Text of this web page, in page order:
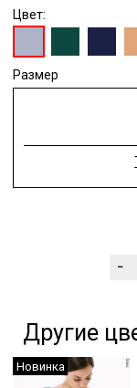
Цвет:
Размер
Другие
Новинка